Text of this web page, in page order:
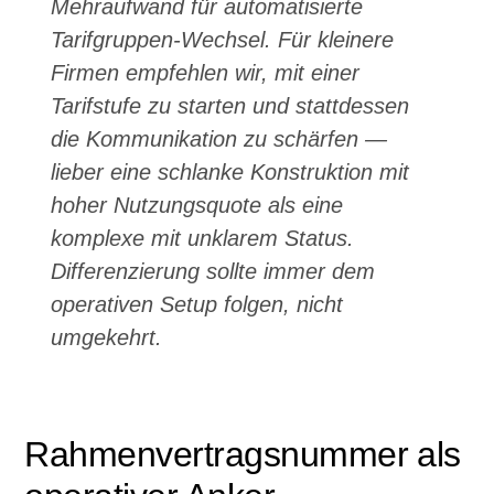
Mehraufwand für automatisierte
Tarifgruppen-Wechsel. Für kleinere
Firmen empfehlen wir, mit einer
Tarifstufe zu starten und stattdessen
die Kommunikation zu schärfen —
lieber eine schlanke Konstruktion mit
hoher Nutzungsquote als eine
komplexe mit unklarem Status.
Differenzierung sollte immer dem
operativen Setup folgen, nicht
umgekehrt.
Rahmenvertragsnummer als